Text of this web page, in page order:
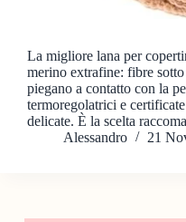
La migliore lana per
merino extrafine: fibre
piegano a contatto con la
termoregolatrici e
delicate. È la scelta
Alessandro
21